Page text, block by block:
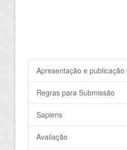
Apresentação e
Regras para Submissão
Sapiens
Avaliação